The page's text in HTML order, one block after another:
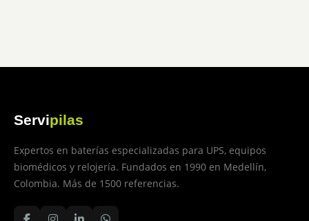
Servipilas
Expertos en baterías especializadas para UPS, equipos
biomédicos y relojería. Fundados en 1990 en Medellín,
Colombia. Más de 1500 referencias.